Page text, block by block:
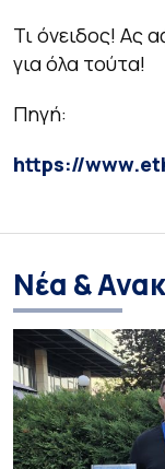
Τι όνειδος! Ας
για όλα τούτα!
Πηγή:
https://
Νέα &